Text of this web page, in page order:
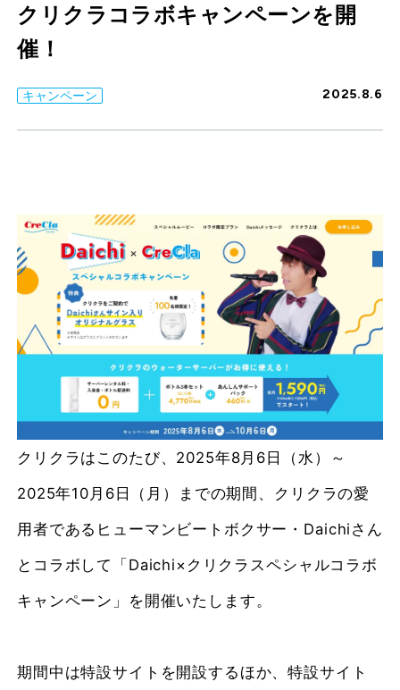
クリクラコラボキャンペーンを開
催！
キャンペーン 2025.8.6
クリクラはこのたび、2025年8月6日（水）～
2025年10月6日（月）までの期間、クリクラの愛
用者であるヒューマンビートボクサー・Daichiさん
とコラボして「Daichi×クリクラスペシャルコラボ
キャンペーン」を開催いたします。
期間中は特設サイトを開設するほか、特設サイト